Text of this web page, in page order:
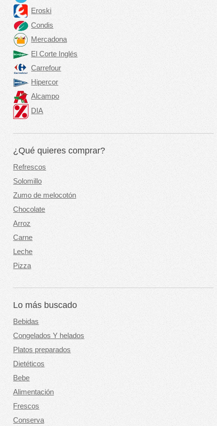
Eroski
Condis
Mercadona
El Corte Inglés
Carrefour
Hipercor
Alcampo
DIA
¿Qué quieres comprar?
Refrescos
Solomillo
Zumo de melocotón
Chocolate
Arroz
Carne
Leche
Pizza
Lo más buscado
Bebidas
Congelados Y helados
Platos preparados
Dietéticos
Bebe
Alimentación
Frescos
Conserva